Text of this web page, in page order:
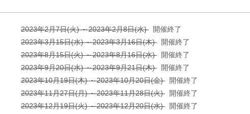
2023年2月7日(火) ～2023年2月8日(水) 開催終了
2023年3月15日(水) ～2023年3月16日(木) 開催終了
2023年8月15日(火) ～2023年8月16日(水) 開催終了
2023年9月20日(水) ～2023年9月21日(木) 開催終了
2023年10月19日(木) ～2023年10月20日(金) 開催終了
2023年11月27日(月) ～2023年11月28日(火) 開催終了
2023年12月19日(火) ～2023年12月20日(水) 開催終了